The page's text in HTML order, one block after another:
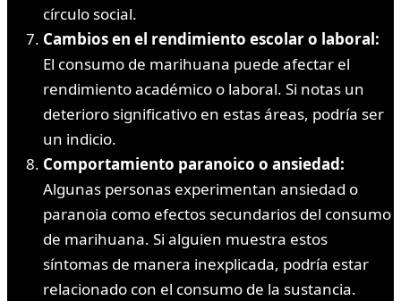
círculo social.
Cambios en el rendimiento escolar o laboral:
El consumo de marihuana puede afectar el
rendimiento académico o laboral. Si notas un
deterioro significativo en estas áreas, podría ser
un indicio.
Comportamiento paranoico o ansiedad:
Algunas personas experimentan ansiedad o
paranoia como efectos secundarios del consumo
de marihuana. Si alguien muestra estos
síntomas de manera inexplicada, podría estar
relacionado con el consumo de la sustancia.